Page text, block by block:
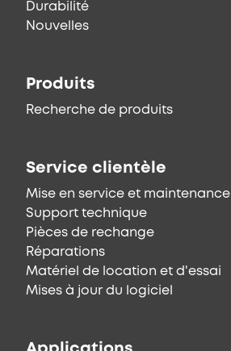
Durabilité
Nouvelles
Produits
Recherche de produits
Service clientèle
Mise en service et maintenance
Support technique
Pièces de rechange
Réparations
Matériel de location et d'essai
Mises à jour du logiciel